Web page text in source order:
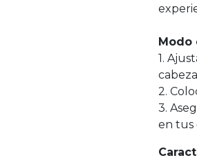
Modo
1.
2.
3.
en tus